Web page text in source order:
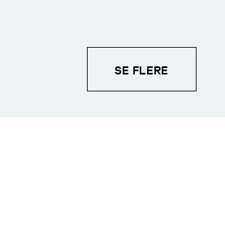
SE FLERE